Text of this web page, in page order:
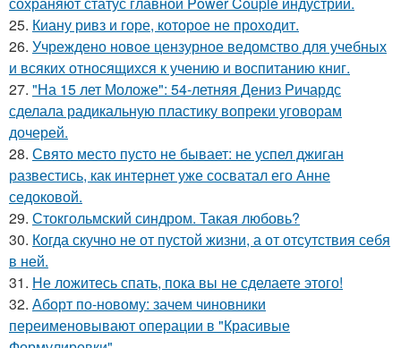
25. Киану ривз и горе, которое не проходит.
26. Учреждено новое цензурное ведомство для учебных
и всяких относящихся к учению и воспитанию книг.
27. "На 15 лет Моложе": 54-летняя Дениз Ричардс
сделала радикальную пластику вопреки уговорам
дочерей.
28. Свято место пусто не бывает: не успел джиган
развестись, как интернет уже сосватал его Анне
седоковой.
29. Стокгольмский синдром. Такая любовь?
30. Когда скучно не от пустой жизни, а от отсутствия себя
в ней.
31. Не ложитесь спать, пока вы не сделаете этого!
32. Аборт по-новому: зачем чиновники
переименовывают операции в "Красивые